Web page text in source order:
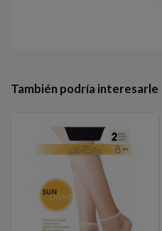
También podría interesarle